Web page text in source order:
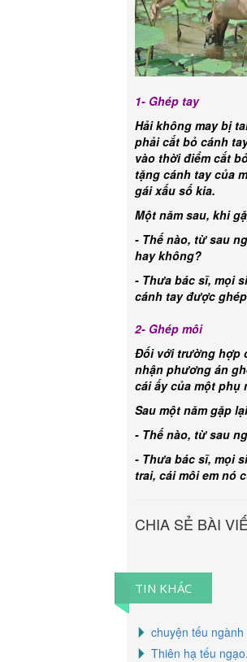
1- Ghép tay
Hải không may bị
phải cắt bỏ cánh
vào thời điểm cắt
tặng cánh tay của
gái xấu số kia.
Một năm sau, khi
- Thế nào, từ sau
hay không?
- Thưa bác sĩ, mọi
cánh tay được
2- Ghép môi
Đối với trường hợp
nhận phương án
cái ấy của một phụ
Sau một năm gặp
- Thế nào, từ sau
- Thưa bác sĩ, mọi
trai, cái môi em nó
CHIA SẺ BÀI
TIN KHÁC
chuyện tếu ngành
Thiên hạ tếu